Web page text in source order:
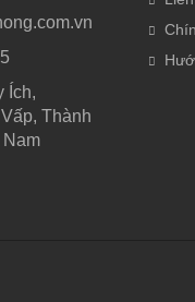
Ích,
Thành
Nam